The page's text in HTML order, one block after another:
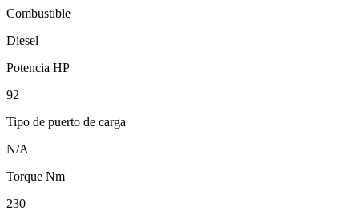
Combustible
Diesel
Potencia HP
92
Tipo de puerto de carga
N/A
Torque Nm
230